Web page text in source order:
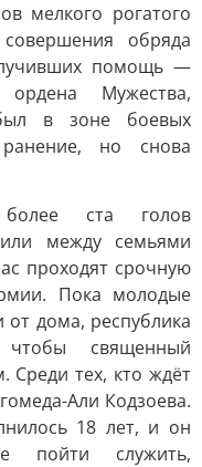
мелкого рогатого
обряда
помощь —
Мужества,
в зоне боевых
но снова
ста голов
между семьями
проходят срочную
Пока молодые
дома, республика
священный
Среди тех, кто ждёт
Али Кодзоева.
18 лет, и он
пойти служить,